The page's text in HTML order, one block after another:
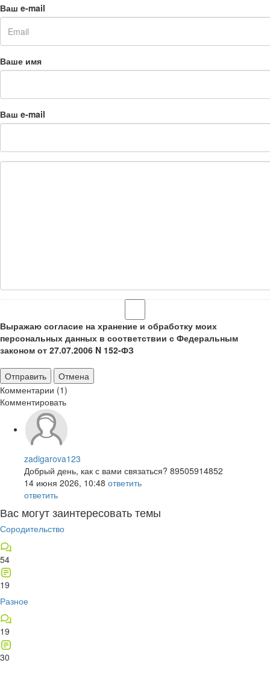
Ваш e-mail
Ваше имя
Ваш e-mail
Выражаю согласие на хранение и обработку моих
персональных данных в соответствии с Федеральным
законом от 27.07.2006 N 152-ФЗ
Отправить
Отмена
Комментарии (1)
Комментировать
zadigarova123
Добрый день, как с вами связаться? 89505914852
14 июня 2026, 10:48 ответить
ответить
Вас могут заинтересовать темы
Сородительство
54
19
Разное
19
30